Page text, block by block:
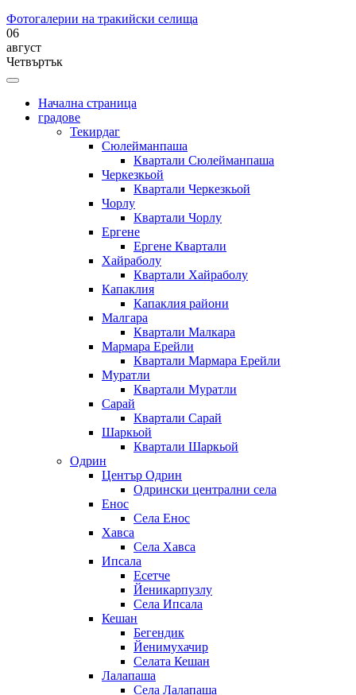
Фотогалерии на тракийски селища
06
август
Четвъртък
Начална страница
градове
Текирдаг
Сюлейманпаша
Квартали Сюлейманпаша
Черкезкьой
Квартали Черкезкьой
Чорлу
Квартали Чорлу
Ергене
Ергене Квартали
Хайраболу
Квартали Хайраболу
Капаклия
Капаклия райони
Малгара
Квартали Малкара
Мармара Ерейли
Квартали Мармара Ерейли
Муратли
Квартали Муратли
Сарай
Квартали Сарай
Шаркьой
Квартали Шаркьой
Одрин
Център Одрин
Одрински централни села
Енос
Села Енос
Хавса
Села Хавса
Ипсала
Есетче
Йеникарпузлу
Села Ипсала
Кешан
Бегендик
Йенимухачир
Селата Кешан
Лалапаша
Села Лалапаша